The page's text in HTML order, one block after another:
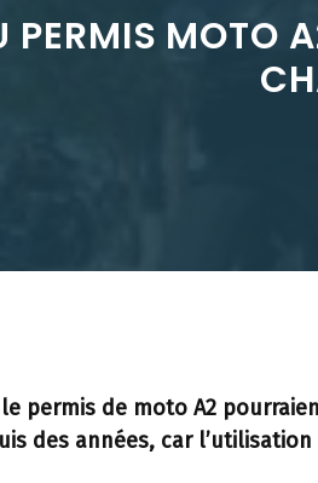
PERMIS MOTO
le permis de moto A2
des années, car